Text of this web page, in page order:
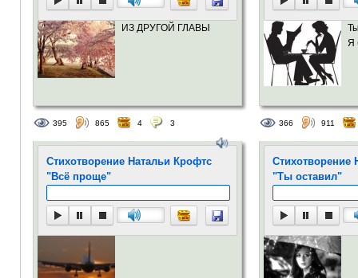
ИЗ ДРУГОЙ ГЛАВЫ
395 865 4 3
Я
366 911
Стихотворение Натальи Крофтс
"Всё проще"
Стихотворение
"Ты оставил"